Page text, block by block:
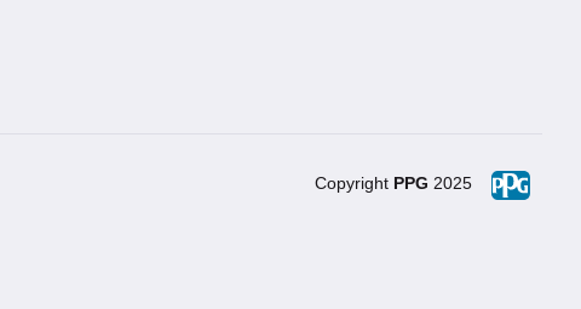
Copyright PPG 2025